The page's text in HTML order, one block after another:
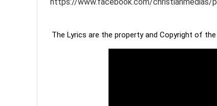
The Lyrics are the property and Copyright of